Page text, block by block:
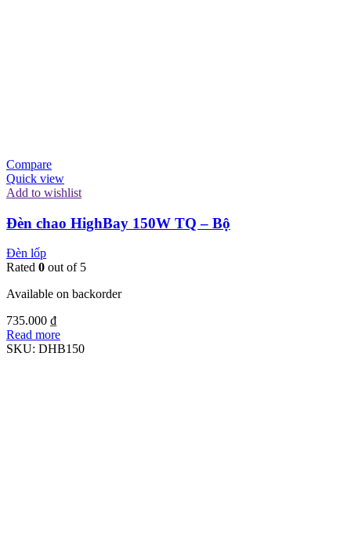
Compare
Quick view
Add to wishlist
Đèn chao HighBay 150W TQ – Bộ
Đèn lốp
Rated 0 out of 5
Available on backorder
735.000 ₫
Read more
SKU: DHB150